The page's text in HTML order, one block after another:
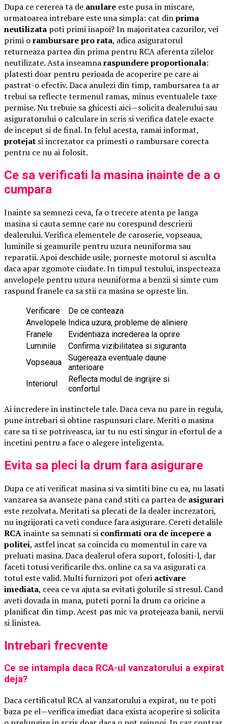
Dupa ce cererea ta de anulare este pusa in miscare,
urmatoarea intrebare este una simpla: cat dinprima
neutilizata poti primi inapoi? In majoritatea cazurilor, vei
primi orambursare pro rata, adica asiguratorul
returneaza partea din prima pentru RCA aferenta zilelor
neutilizate. Asta inseamnaraspundere proportionala:
platesti doar pentru perioada de acoperire pe care ai
pastrat-o efectiv. Daca anulezi din timp, rambursarea ta ar
trebui sa reflecte termenul ramas, minus eventualele taxe
permise. Nu trebuie sa ghicesti aici—solicita dealerului sau
asiguratorului o calculare in scris si verifica datele exacte
de inceput si de final. In felul acesta, ramai informat,
protejat si increzator ca primesti o rambursare corecta
pentru ce nu ai folosit.
Ce sa verificati la masina inainte de a o
cumpara
Inainte sa semnezi ceva, fa o trecere atenta pe langa
masina si cauta semne care nu corespund descrierii
dealerului. Verifica elementele de caroserie, vopseaua,
luminile si geamurile pentru uzura neuniforma sau
reparatii. Apoi deschide usile, porneste motorul si asculta
daca apar zgomote ciudate. In timpul testului, inspecteaza
anvelopele pentru uzura neuniforma a benzii si simte cum
raspund franele ca sa stii ca masina se opreste lin.
Verificare
De ce conteaza
Anvelopele Indica uzura, probleme de aliniere
Franele
Evidentiaza increderea la oprire
Luminile
Confirma vizibilitatea si siguranta
Vopseaua
Sugereaza eventuale daune
anterioare
Interiorul
Reflecta modul de ingrijire si
confortul
Ai incredere in instinctele tale. Daca ceva nu pare in regula,
pune intrebari si obtine raspunsuri clare. Meriti o masina
care sa ti se potriveasca, iar tu nu esti singur in efortul de a
incetini pentru a face o alegere inteligenta.
Evita sa pleci la drum fara asigurare
Dupa ce ati verificat masina si va simtiti bine cu ea, nu lasati
vanzarea sa avanseze pana cand stiti ca partea de asigurari
este rezolvata. Meritati sa plecati de la dealer increzatori,
nu ingrijorati ca veti conduce fara asigurare. Cereti detaliile
RCAinainte sa semnati si confirmati ora de incepere a
politei, astfel incat sa coincida cu momentul in care va
preluati masina. Daca dealerul ofera suport, folositi-l, dar
faceti totusi verificarile dvs. online ca sa va asigurati ca
totul este valid. Multi furnizori pot oferi activare
imediata, ceea ce va ajuta sa evitati golurile si stresul. Cand
aveti dovada in mana, puteti porni la drum ca oricine a
planificat din timp. Acest pas mic va protejeaza banii, nervii
si linistea.
Intrebari frecvente
Ce se intampla daca RCA-ul vanzatorului a expirat
deja?
Daca certificatul RCA al vanzatorului a expirat, nu te poti
baza pe el—verifica imediat daca exista acoperire si solicita